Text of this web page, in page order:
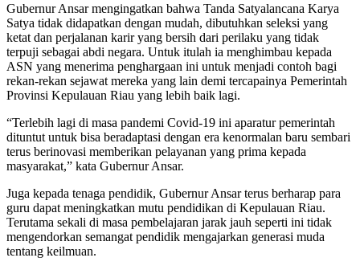
Gubernur Ansar mengingatkan bahwa Tanda Satyalancana Karya
Satya tidak didapatkan dengan mudah, dibutuhkan seleksi yang
ketat dan perjalanan karir yang bersih dari perilaku yang tidak
terpuji sebagai abdi negara. Untuk itulah ia menghimbau kepada
ASN yang menerima penghargaan ini untuk menjadi contoh bagi
rekan-rekan sejawat mereka yang lain demi tercapainya Pemerintah
Provinsi Kepulauan Riau yang lebih baik lagi.
“Terlebih lagi di masa pandemi Covid-19 ini aparatur pemerintah
dituntut untuk bisa beradaptasi dengan era kenormalan baru sembari
terus berinovasi memberikan pelayanan yang prima kepada
masyarakat,” kata Gubernur Ansar.
Juga kepada tenaga pendidik, Gubernur Ansar terus berharap para
guru dapat meningkatkan mutu pendidikan di Kepulauan Riau.
Terutama sekali di masa pembelajaran jarak jauh seperti ini tidak
mengendorkan semangat pendidik mengajarkan generasi muda
tentang keilmuan.